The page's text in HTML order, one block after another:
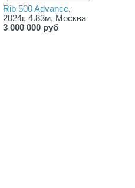
Rib 500 Advance,
2024г, 4.83м, Москва
3 000 000 руб